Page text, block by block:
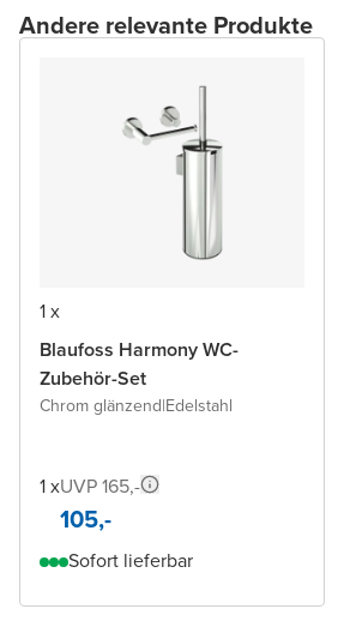
Andere relevante Produkte
1 x
Blaufoss Harmony WC-
Zubehör-Set
Chrom glänzend|Edelstahl
1 xUVP 165,-
105,-
Sofort lieferbar